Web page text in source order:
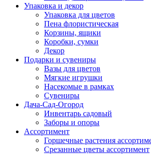
Упаковка и декор
Упаковка для цветов
Пена флористическая
Корзины, ящики
Коробки, сумки
Декор
Подарки и сувениры
Вазы для цветов
Мягкие игрушки
Насекомые в рамках
Сувениры
Дача-Сад-Огород
Инвентарь садовый
Заборы и опоры
Ассортимент
Горшечные растения
Срезанные цветы ассортимент